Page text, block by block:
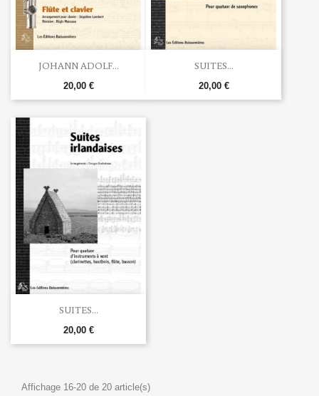
JOHANN ADOLF...
20,00 €
SUITES...
20,00 €
SUITES...
20,00 €
Affichage 16-20 de 20 article(s)